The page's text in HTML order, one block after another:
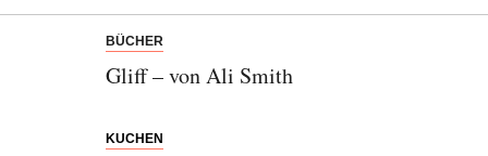
BÜCHER
Gliff – von Ali Smith
KUCHEN